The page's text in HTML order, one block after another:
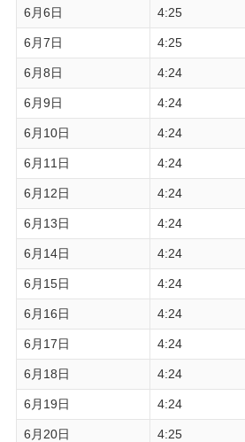
6月6日 4:25
6月7日 4:25
6月8日 4:24
6月9日 4:24
6月10日 4:24
6月11日 4:24
6月12日 4:24
6月13日 4:24
6月14日 4:24
6月15日 4:24
6月16日 4:24
6月17日 4:24
6月18日 4:24
6月19日 4:24
6月20日 4:25